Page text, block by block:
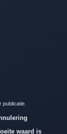
waard is